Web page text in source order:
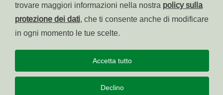
Accessibilità
trovare maggiori informazioni nella nostra policy sulla
protezione dei dati, che ti consente anche di modificare
in ogni momento le tue scelte.
Declino
Accetta tutto